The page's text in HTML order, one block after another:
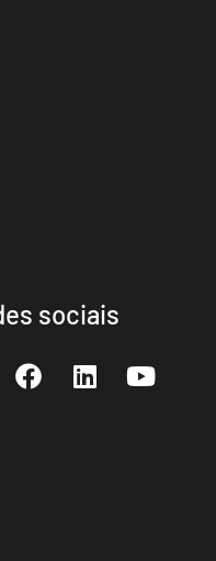
sociais